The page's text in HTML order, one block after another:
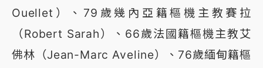
Ouellet）、79歲幾內亞籍樞機主教賽拉
（Robert Sarah）、66歲法國籍樞機主教艾
佛林（Jean-Marc Aveline）、76歲緬甸籍樞